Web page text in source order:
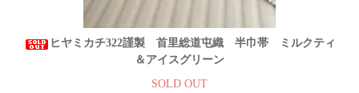
ヒヤミカチ322謹製 首里総道屯織 半巾帯 ミルクティ
＆アイスグリーン
SOLD OUT